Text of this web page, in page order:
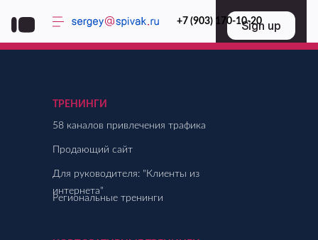
+7 (903) 170-10-20
ТРЕНИНГИ
58 каналов привлечения трафика
Продающий сайт
Для руководителя: "Клиенты из
интернета"
Региональные тренинги